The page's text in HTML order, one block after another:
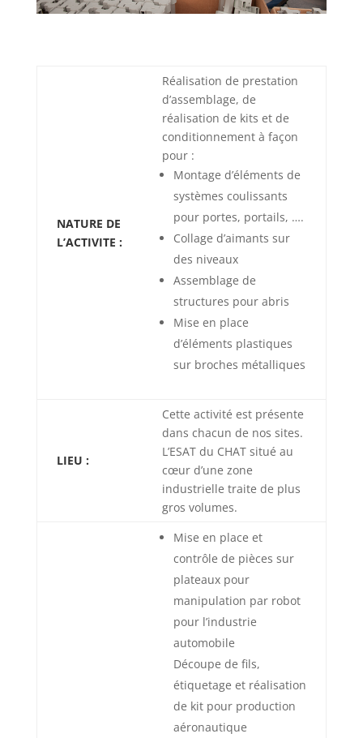
NATURE DE
L’ACTIVITE :
Réalisation de prestation
d’assemblage, de
réalisation de kits et de
conditionnement à façon
pour :
Montage d’éléments de
systèmes coulissants
pour portes, portails, ….
Collage d’aimants sur
des niveaux
Assemblage de
structures pour abris
Mise en place
d’éléments plastiques
sur broches métalliques
LIEU :
Cette activité est présente
dans chacun de nos sites.
L’ESAT du CHAT situé au
cœur d’une zone
industrielle traite de plus
gros volumes.
Mise en place et
contrôle de pièces sur
plateaux pour
manipulation par robot
pour l’industrie
automobile
Découpe de fils,
étiquetage et réalisation
de kit pour production
aéronautique